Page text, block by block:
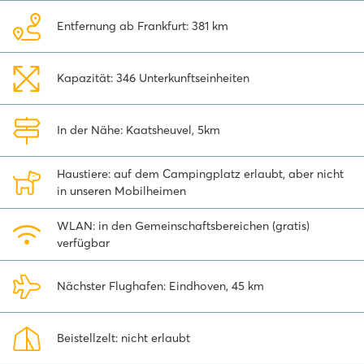
auch im Selbstbedienungsrestaurant mit Speisen und Getränken
versorgen.
Campingplatz direkt an den Dünen von Loonse
und Drunense
Was diesen Campingplatz in der Nähe vonEftelingso einzigartig
macht, ist seine Lage. Vom Campingplatz aus können Sie über eine
Treppe direkt in die schönen Dünen laufen. Das Restaurant de
Roestelberg, das am Anfang der Straße liegt, hat ebenfalls einen
schönen Düneneingang, und auch hier können Sie eine köstliche
Mahlzeit genießen. Wenn Sie auf der Suche nach einem
Campingplatz in der Nähe der Loonse- und Drunense-Dünensind,
empfehlen wir Ihnen Marvilla Parks Kaatsheuvel! Spazieren durch
den Treibsand, Radfahren durch die ausgedehnten Wälder oder
Reiten und Mountainbiken über die Sandhügel, all das ist hier
möglich!
Neu! Die Wait-App – Ihr kostenloses digitales
Zeitschriftenportal
Entfernung ab Frankfurt: 381 km
Kapazität: 346 Unterkunftseinheiten
In der Nähe: Kaatsheuvel, 5km
Haustiere: auf dem Campingplatz erlaubt, aber nicht
in unseren Mobilheimen
WLAN: in den Gemeinschaftsbereichen (gratis)
verfügbar
Nächster Flughafen: Eindhoven, 45 km
Beistellzelt: nicht erlaubt